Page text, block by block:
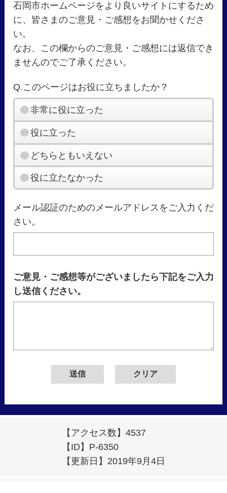
石岡市ホームページをより良いサイトにするため
に、皆さまのご意見・ご感想をお聞かせくださ
い。
なお、この欄からのご意見・ご感想には返信でき
ませんのでご了承ください。
Q.このページはお役に立ちましたか？
非常に役に立った
役に立った
どちらともいえない
役に立たなかった
メール認証のためのメールアドレスをご入力くだ
さい。
ご意見・ご感想等がございましたら下記をご入力
し送信ください。
【アクセス数】 4537
【ID】 P-6350
【更新日】 2019年9月4日